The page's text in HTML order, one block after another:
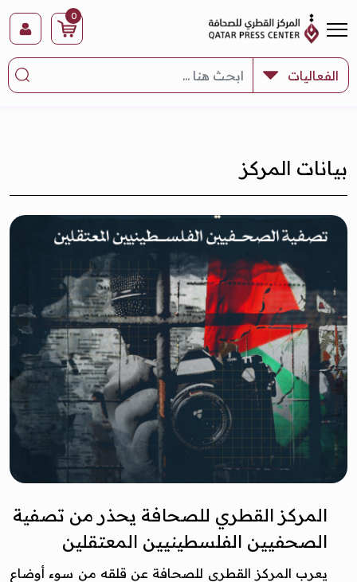
0
بيانات المركز
المركز القطري للصحافة يحذر من تصفية
الصحفيين الفلسطينيين المعتقلين
يعرب المركز القطري للصحافة عن قلقه من سوء أوضاع